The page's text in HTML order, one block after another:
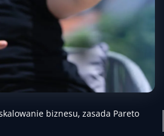
biznesu, zasada Pareto